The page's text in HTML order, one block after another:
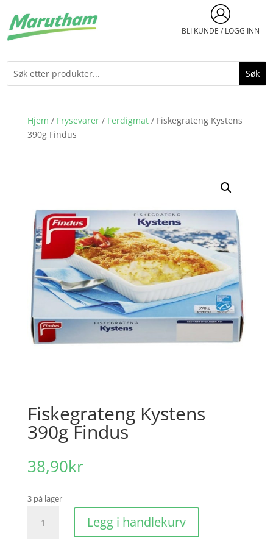
BLI KUNDE / LOGG INN
Hjem / Frysevarer/ Ferdigmat/ Fiskegrateng Kystens
390g Findus
Fiskegrateng Kystens
390g Findus
38,90kr
3 på lager
Fiskegrateng
Kystens
Legg i handlekurv